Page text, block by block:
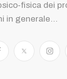
fisica dei
in generale...